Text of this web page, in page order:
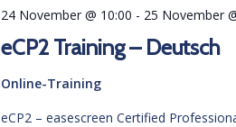
eCP2 Training – Deutsch
24 November @ 10:00 - 25 November
Online-Training
eCP2 – easescreen Certified